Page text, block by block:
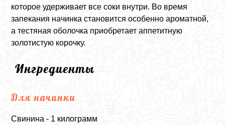
которое удерживает все соки внутри. Во время
запекания начинка становится особенно ароматной,
а тестяная оболочка приобретает аппетитную
золотистую корочку.
Ингредиенты
Для начинки
Свинина - 1 килограмм